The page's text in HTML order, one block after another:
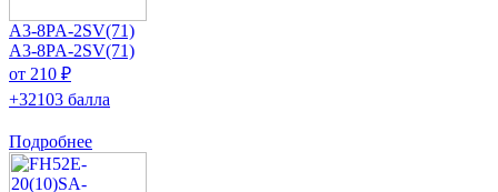
A3-8PA-2SV(71)
A3-8PA-2SV(71)
от 210 ₽
+32103 балла
Подробнее